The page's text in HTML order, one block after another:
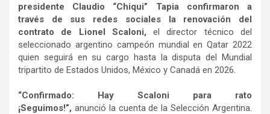
presidente Claudio “Chiqui” Tapia confirmaron a
través de sus redes sociales la renovación del
contrato de Lionel Scaloni, el director técnico del
seleccionado argentino campeón mundial en Qatar 2022
quien seguirá en su cargo hasta la disputa del Mundial
tripartito de Estados Unidos, México y Canadá en 2026.
“Confirmado: Hay Scaloni para rato
¡Seguimos!”, anunció la cuenta de la Selección Argentina.